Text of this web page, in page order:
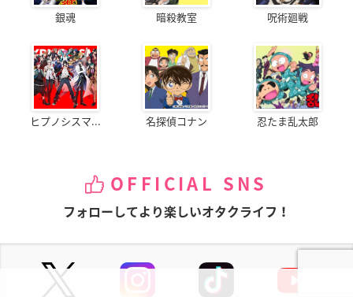
銀魂 暗殺教室 呪術廻戦
ヒプノシスマ... 名探偵コナン 忍たま乱太郎
OFFICIAL SNS
フォローしてより楽しいオタクライフ！